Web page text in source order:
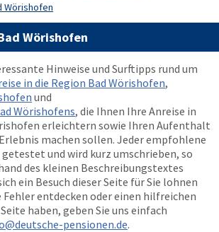
Wörishofen
Wörishofen
Hinweise und Surftipps rund um
in die Region Bad Wörishofen,
und
Wörishofens, die Ihnen Ihre Anreise in
erleichtern sowie Ihren Aufenthalt
machen sollen. Jeder empfohlene
getestet und wird kurz umschrieben, so
des kleinen Beschreibungstextes
ein Besuch dieser Seite für Sie lohnen
entdecken oder einen hilfreichen
haben, geben Sie uns einfach
pensionen.de.